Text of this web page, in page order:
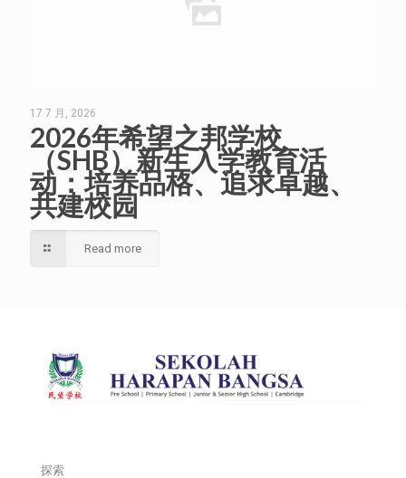
17 7 月, 2026
2026年希望之邦学校
（SHB）新生入学教育活
动：培养品格、追求卓越、
共建校园
Read more
探索